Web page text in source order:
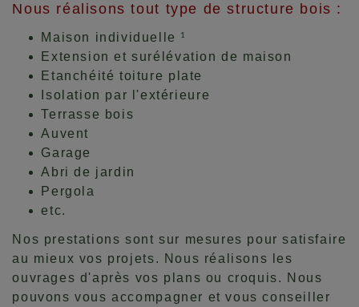
Nous réalisons tout type de structure bois :
Maison individuelle 1
Extension et surélévation de maison
Etanchéité toiture plate
Isolation par l'extérieure
Terrasse bois
Auvent
Garage
Abri de jardin
Pergola
etc.
Nos prestations sont sur mesures pour satisfaire
au mieux vos projets. Nous réalisons les
ouvrages d'après vos plans ou croquis. Nous
pouvons vous accompagner et vous conseiller